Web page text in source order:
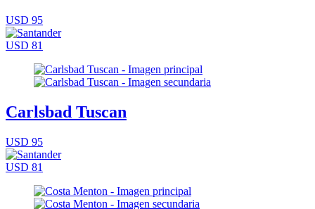
USD 95
USD 81
Carlsbad Tuscan
USD 95
USD 81